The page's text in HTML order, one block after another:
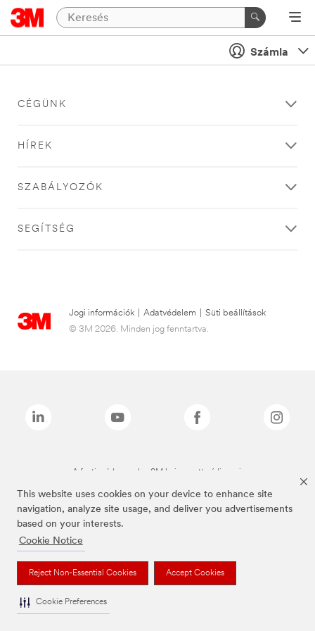
This website uses cookies on your device to enhance site
navigation, analyze site usage, and deliver you advertisements
based on your interests.
Cookie Notice
Reject Non-Essential Cookies Accept Cookies
Cookie Preferences
Számla
CÉGÜNK
HÍREK
SZABÁLYOZÓK
SEGÍTSÉG
Jogi információk Adatvédelem
Süti beállítások
© 3M 2026. Minden jog fenntartva.
A fenti márkanevek a 3M bejegyzett védjegyei.